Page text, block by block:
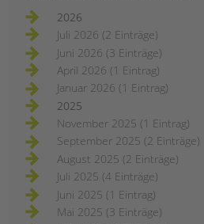
2026
Juli 2026 (2 Einträge)
Juni 2026 (3 Einträge)
April 2026 (1 Eintrag)
Januar 2026 (1 Eintrag)
2025
November 2025 (1 Eintrag)
September 2025 (2 Einträge)
August 2025 (2 Einträge)
Juli 2025 (4 Einträge)
Juni 2025 (1 Eintrag)
Mai 2025 (3 Einträge)